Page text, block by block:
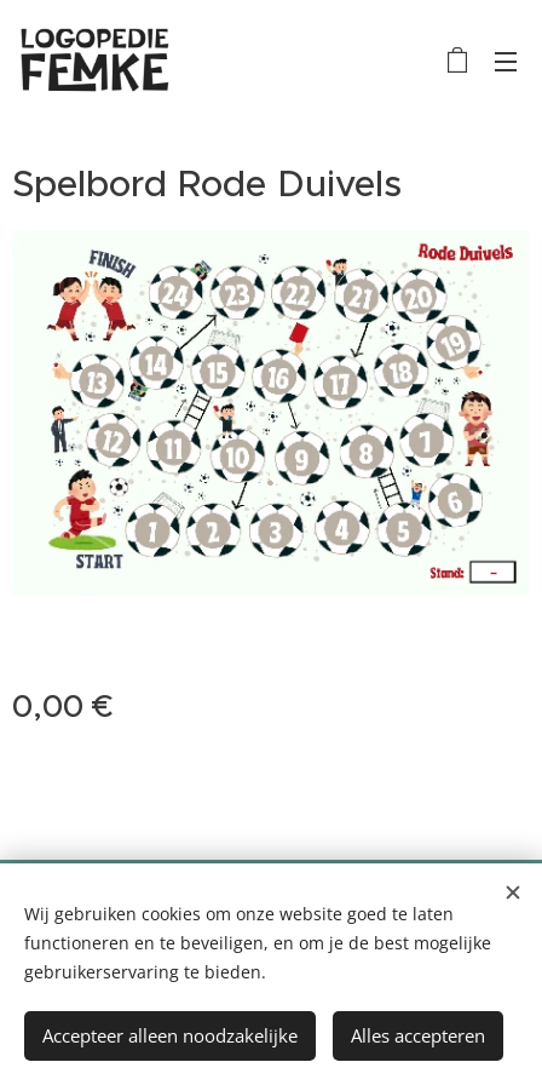
Spelbord Rode Duivels
0,00 €
Toevoegen aan de winkelwagen
Louis Segersstraat 14, 2880 Bornem
Cookies
Wij gebruiken cookies om onze website goed te laten
functioneren en te beveiligen, en om je de best mogelijke
gebruikerservaring te bieden.
Accepteer alleen noodzakelijke Alles accepteren